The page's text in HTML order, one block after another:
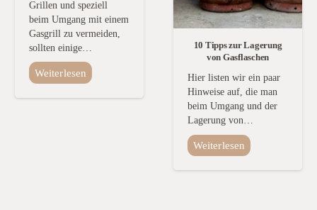
10 Tipps zur Lagerung
von Gasflaschen
Hier listen wir ein paar
Hinweise auf, die man
beim Umgang und der
Lagerung von…
Weiterlesen
Grillen und speziell
beim Umgang mit einem
Gasgrill zu vermeiden,
sollten einige…
Weiterlesen